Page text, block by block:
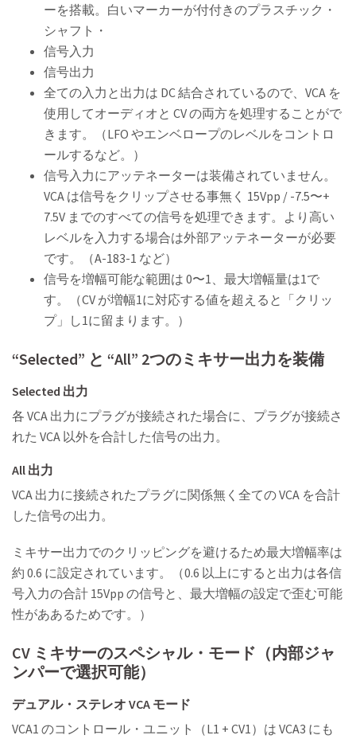
ーを搭載。白いマーカーが付付きのプラスチック・
シャフト・
信号入力
信号出力
全ての入力と出力は DC 結合されているので、VCA を
使用してオーディオと CV の両方を処理することがで
きます。（LFO やエンベロープのレベルをコントロ
ールするなど。）
信号入力にアッテネーターは装備されていません。
VCA は信号をクリップさせる事無く 15Vpp / -7.5〜+
7.5V までのすべての信号を処理できます。より高い
レベルを入力する場合は外部アッテネーターが必要
です。（A-183-1 など）
信号を増幅可能な範囲は 0〜1、最大増幅量は1で
す。（CV が増幅1に対応する値を超えると「クリッ
プ」し1に留まります。）
“Selected” と “All” 2つのミキサー出力を装備
Selected 出力
各 VCA 出力にプラグが接続された場合に、プラグが接続さ
れた VCA 以外を合計した信号の出力。
All 出力
VCA 出力に接続されたプラグに関係無く全ての VCA を合計
した信号の出力。
ミキサー出力でのクリッピングを避けるため最大増幅率は
約 0.6 に設定されています。（0.6 以上にすると出力は各信
号入力の合計 15Vpp の信号と、最大増幅の設定で歪む可能
性がああるためです。）
CV ミキサーのスペシャル・モード（内部ジャ
ンパーで選択可能）
デュアル・ステレオ VCA モード
VCA1 のコントロール・ユニット（L1 + CV1）は VCA3 にも